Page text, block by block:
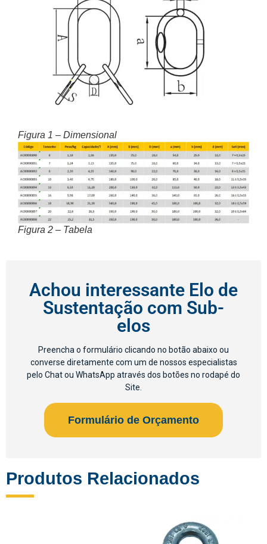
Figura 1 – Dimensional
Figura 2 – Tabela
Achou interessante Elo de
Sustentação com Sub-
elos
Preencha o formulário clicando no botão abaixo ou
converse diretamente com um de nossos especialistas
pelo Chat ou WhatsApp através dos botões no rodapé do
Site.​
Formulário de Orçamento
Produtos Relacionados